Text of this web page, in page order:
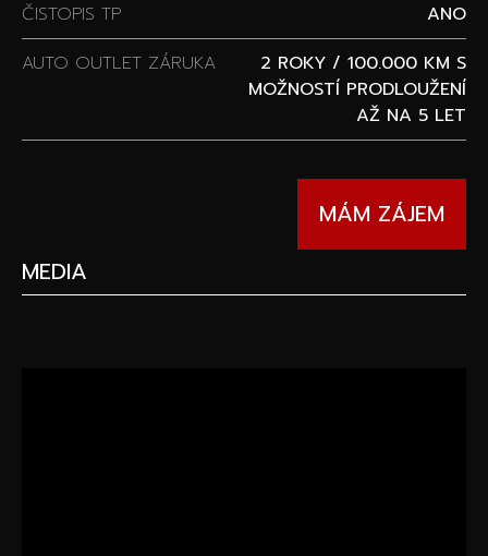
ČISTOPIS TP
ANO
AUTO OUTLET ZÁRUKA
2 ROKY / 100.000 KM S
MOŽNOSTÍ PRODLOUŽENÍ
AŽ NA 5 LET
MÁM ZÁJEM
MEDIA